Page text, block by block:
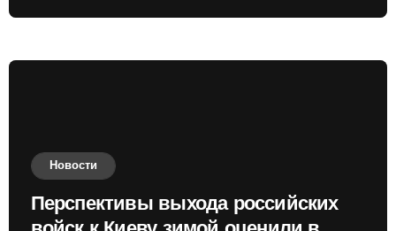
Новости
Перспективы выхода российских